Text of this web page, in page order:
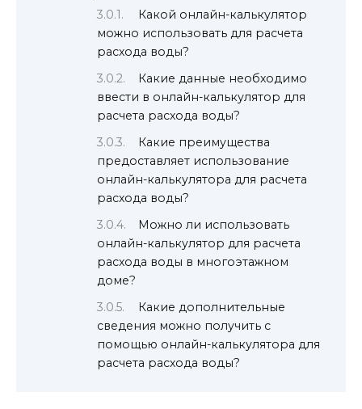
Какой онлайн-калькулятор
можно использовать для расчета
расхода воды?
Какие данные необходимо
ввести в онлайн-калькулятор для
расчета расхода воды?
Какие преимущества
предоставляет использование
онлайн-калькулятора для расчета
расхода воды?
Можно ли использовать
онлайн-калькулятор для расчета
расхода воды в многоэтажном
доме?
Какие дополнительные
сведения можно получить с
помощью онлайн-калькулятора для
расчета расхода воды?